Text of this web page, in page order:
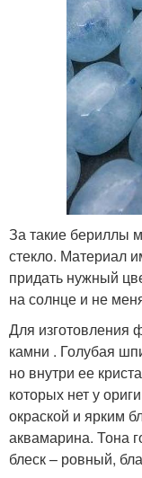
За такие бериллы
стекло. Материал
придать нужный
на солнце и не
Для изготовления
камни . Голубая
но внутри ее
которых нет у
окраской и ярким
аквамарина. Тона
блеск – ровный,